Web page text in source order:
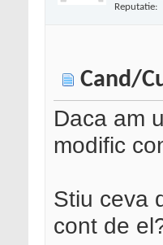
Reputatie:
Cand/
Daca am
modific
Stiu ceva
cont de